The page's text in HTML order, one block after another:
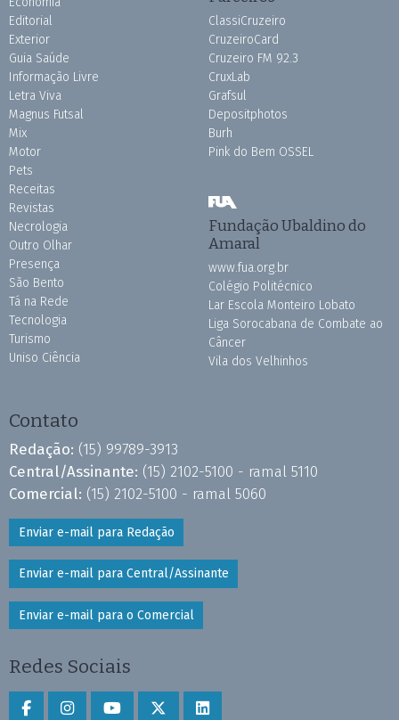
Editorial
Exterior
Guia Saúde
Informação Livre
Letra Viva
Magnus Futsal
Mix
Motor
Pets
Receitas
Revistas
Necrologia
Outro Olhar
Presença
São Bento
Tá na Rede
Tecnologia
Turismo
Uniso Ciência
ClassiCruzeiro
CruzeiroCard
Cruzeiro FM 92.3
CruxLab
Grafsul
Depositphotos
Burh
Pink do Bem OSSEL
Fundação Ubaldino do
Amaral
www.fua.org.br
Colégio Politécnico
Lar Escola Monteiro Lobato
Liga Sorocabana de Combate ao
Câncer
Vila dos Velhinhos
Contato
Redação: (15) 99789-3913
Central/Assinante: (15) 2102-5100 - ramal 5110
Comercial: (15) 2102-5100 - ramal 5060
Enviar e-mail para Redação
Enviar e-mail para Central/Assinante
Enviar e-mail para o Comercial
Redes Sociais